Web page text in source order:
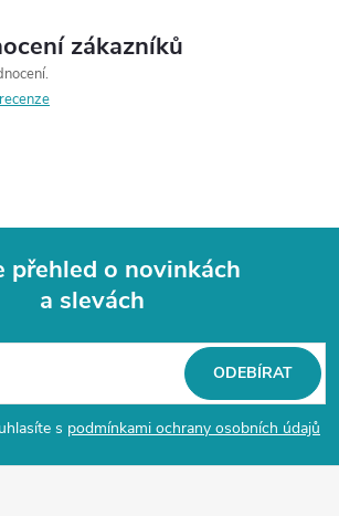
zákazníků
přehled o novinkách
a slevách
s podmínkami ochrany osobních údajů
ODEBÍRAT